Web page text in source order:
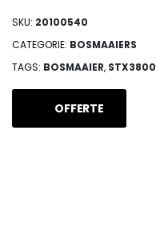
SKU: 20100540
CATEGORIE: BOSMAAIERS
TAGS: BOSMAAIER, STX3800
OFFERTE